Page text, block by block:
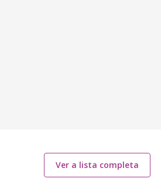
Ver a lista completa